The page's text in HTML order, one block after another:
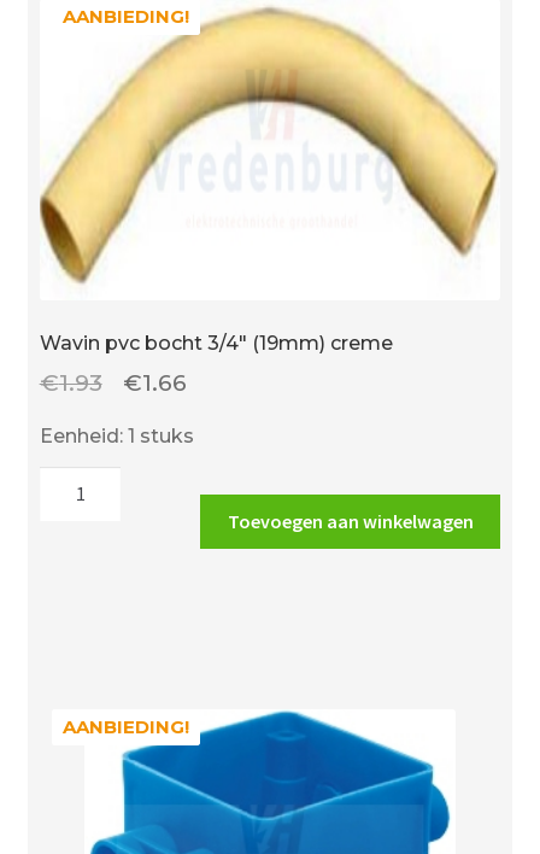
AANBIEDING!
Wavin pvc bocht 3/4″ (19mm) creme
AANBIEDING!
€1.93
Oorspronkelijke
€1.66Huidige
€1.66.
Eenheid: 1 stuks
Toevoegen aan winkelwagen
AANBIEDING!
AANBIEDING!